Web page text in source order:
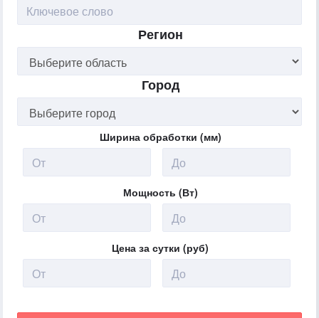
Регион
Город
Ширина обработки (мм)
Мощность (Вт)
Цена за сутки (руб)